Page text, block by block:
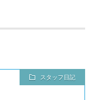
スタッフ日記